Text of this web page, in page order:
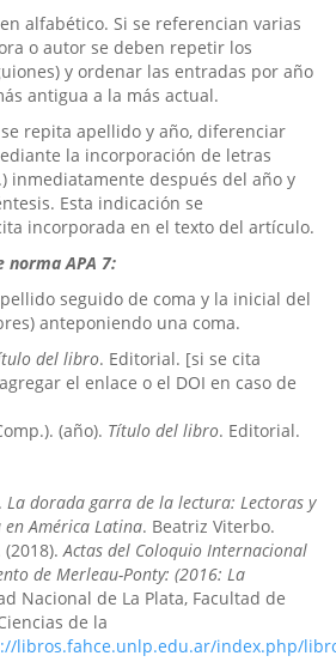
alfabético. Si se referencian varias
o autor se deben repetir los
y ordenar las entradas por año
antigua a la más actual.
repita apellido y año, diferenciar
la incorporación de letras
inmediatamente después del año y
Esta indicación se
incorporada en el texto del artículo.
norma APA 7:
seguido de coma y la inicial del
anteponiendo una coma.
del libro. Editorial. [si se cita
el enlace o el DOI en caso de
(año). Título del libro. Editorial.
La dorada garra de la lectura: Lectoras y
en América Latina. Beatriz Viterbo.
(2018).Actas del Coloquio Internacional
de Merleau-Ponty: (2016: La
Nacional de La Plata, Facultad de
de la
libros.fahce.unlp.edu.ar/index.php/